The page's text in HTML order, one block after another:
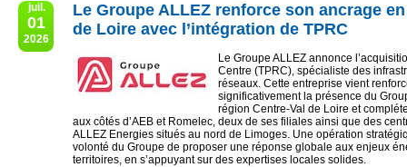
juil.
01
2026
Le Groupe ALLEZ renforce son ancrage
de Loire avec l’intégration de TPRC
Le Groupe ALLEZ annonce
Centre (TPRC), spécialiste des
réseaux. Cette entreprise vient
significativement la présence du
région Centre-Val de Loire et
aux côtés d’AEB et Romelec, deux de ses filiales ainsi que des
ALLEZ Energies situés au nord de Limoges. Une opération
volonté du Groupe de proposer une réponse globale aux enjeux
territoires, en s’appuyant sur des expertises locales solides.